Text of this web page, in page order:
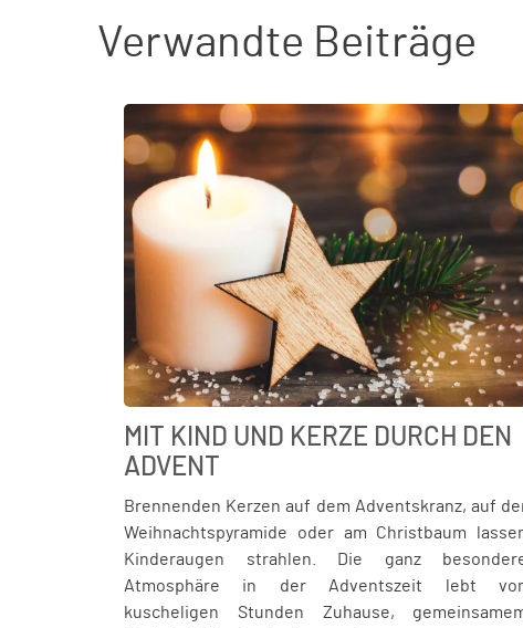
Verwandte Beiträge
MIT KIND UND KERZE DURCH DEN
ADVENT
Brennenden Kerzen auf dem Adventskranz, auf
Weihnachtspyramide oder am Christbaum
Kinderaugen strahlen. Die ganz
Atmosphäre in der Adventszeit lebt
kuscheligen Stunden Zuhause,